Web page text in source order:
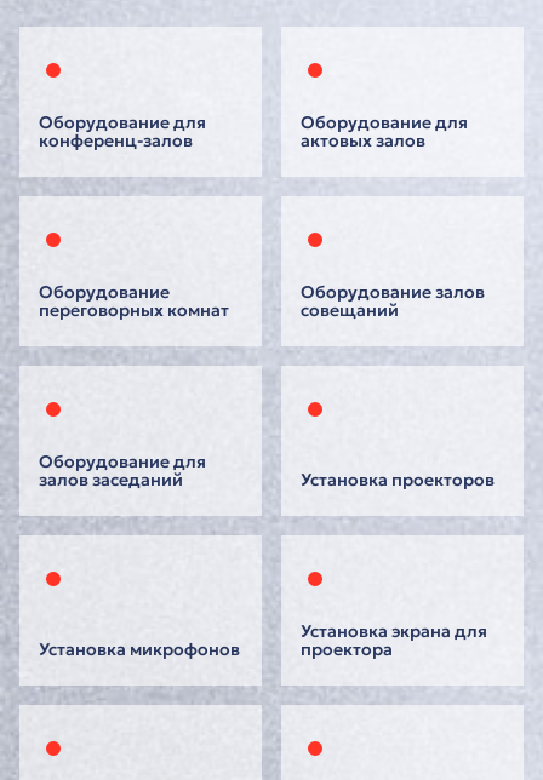
Оборудование для
конференц-залов
Оборудование для
актовых залов
Оборудование
переговорных комнат
Оборудование залов
совещаний
Оборудование для
залов заседаний
Установка проекторов
Установка микрофонов
Установка экрана для
проектора